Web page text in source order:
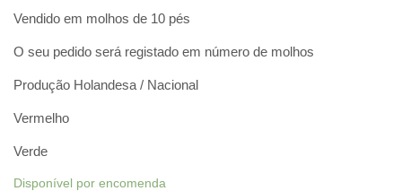
Vendido em molhos de 10 pés
O seu pedido será registado em número de molhos
Produção Holandesa / Nacional
Vermelho
Verde
Disponível por encomenda